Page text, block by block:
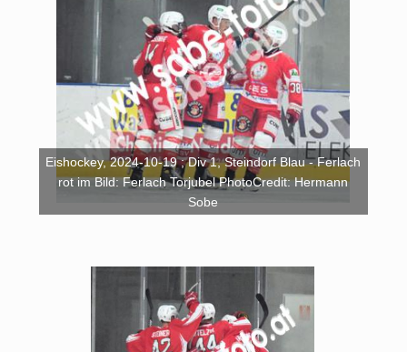
Eishockey, 2024-10-19 ; Div 1, Steindorf Blau - Ferlach
rot im Bild: Ferlach Torjubel PhotoCredit: Hermann
Sobe